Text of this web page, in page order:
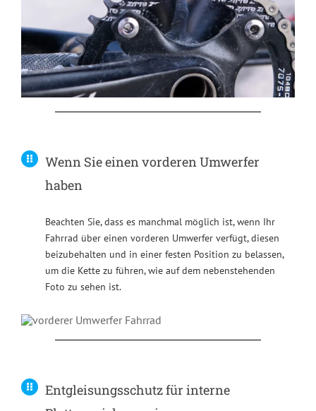
Wenn Sie einen vorderen Umwerfer
haben
Beachten Sie, dass es manchmal möglich ist, wenn Ihr
Fahrrad über einen vorderen Umwerfer verfügt, diesen
beizubehalten und in einer festen Position zu belassen,
um die Kette zu führen, wie auf dem nebenstehenden
Foto zu sehen ist.
Entgleisungsschutz für interne